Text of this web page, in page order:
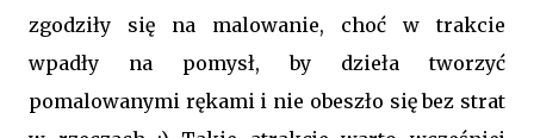
zgodziły się na malowanie, choć w trakcie
wpadły na pomysł, by dzieła tworzyć
pomalowanymi rękami i nie obeszło się bez strat